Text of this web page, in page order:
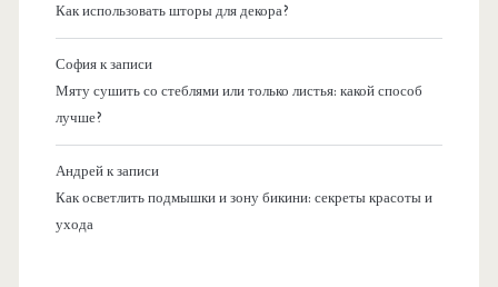
Как использовать шторы для декора?
Софияк записи
Мяту сушить со стеблями или только листья: какой способ
лучше?
Андрейк записи
Как осветлить подмышки и зону бикини: секреты красоты и
ухода